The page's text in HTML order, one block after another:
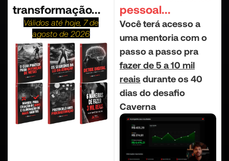
transformação...
Válidos até hoje, 7 de
agosto de 2026
pessoal...
Você terá acesso a
uma mentoria com o
passo a passo pra
fazer de 5 a 10 mil
reais durante os 40
dias do desafio
Caverna